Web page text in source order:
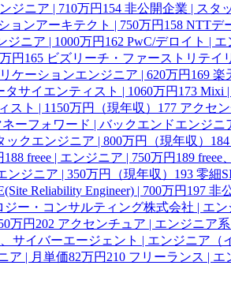
ジニア | 710万円 154 非公開企業 | スタ
ョンアーキテクト | 750万円 158 NTTデ
ジニア | 1000万円 162 PwC/デロイト | エ
円 165 ビズリーチ・ファーストリテイ
ケーションエンジニア | 620万円 169 楽
タサイエンティスト | 1060万円 173 Mixi
スト | 1150万円（現年収） 177 アクセ
ネーフォワード | バックエンドエンジニ
クエンジニア | 800万円（現年収） 184
188 freee | エンジニア | 750万円 189 freee
ンジニア | 350万円（現年収） 193 零細
Reliability Engineer) | 700万円 197 非
ー・コンサルティング株式会社 | エン
万円 202 アクセンチュア | エンジニア系
サイバーエージェント | エンジニア（
ア | 月単価82万円 210 フリーランス | エ